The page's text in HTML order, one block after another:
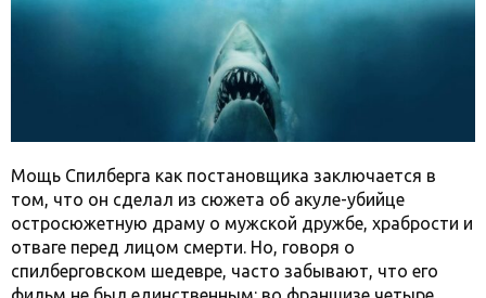
Мощь Спилберга как постановщика заключается в
том, что он сделал из сюжета об акуле-убийце
остросюжетную драму о мужской дружбе, храбрости и
отваге перед лицом смерти. Но, говоря о
спилберговском шедевре, часто забывают, что его